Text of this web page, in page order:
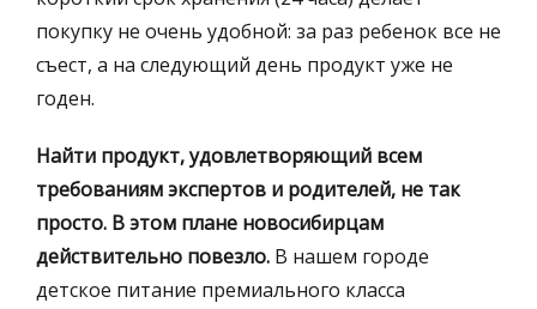
покупку не очень удобной: за раз ребенок все не
съест, а на следующий день продукт уже не
годен.
Найти продукт, удовлетворяющий всем
требованиям экспертов и родителей, не так
просто. В этом плане новосибирцам
действительно повезло. В нашем городе
детское питание премиального класса